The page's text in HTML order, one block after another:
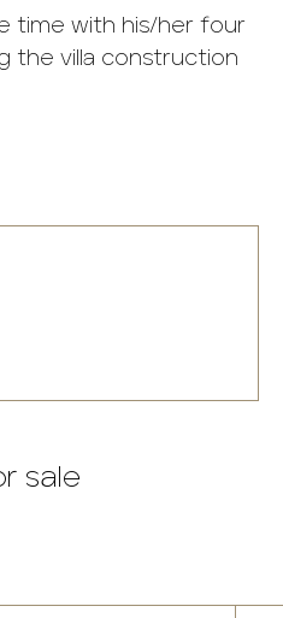
time with his/her four
the villa construction
sale